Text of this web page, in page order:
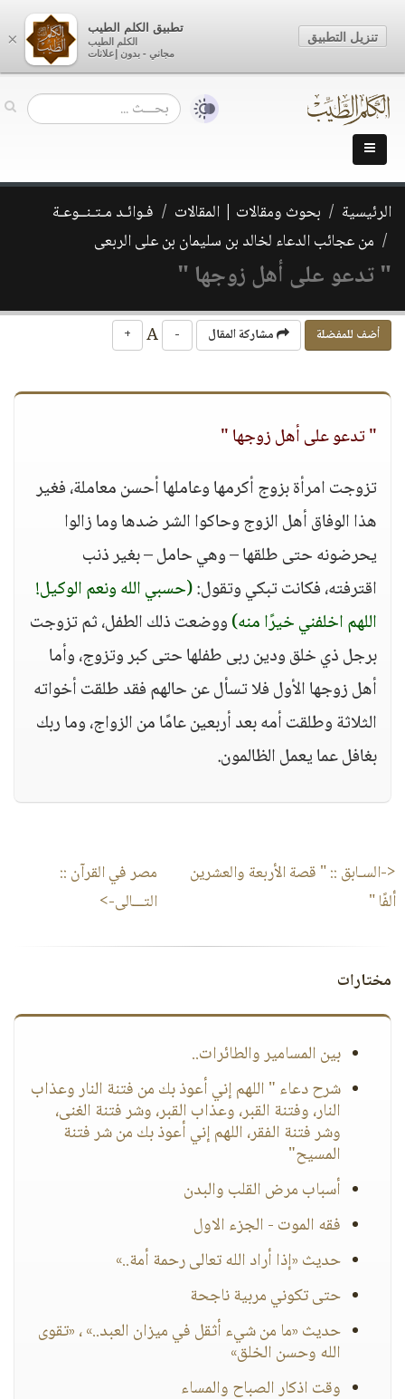
الرئيسية بحوث ومقالات | المقالات
فـوائـد مـتـنــوعـة
من عجائب الدعاء لخالد بن سليمان بن على الربعى
" تدعو على أهل زوجها "
أضف للمفضلة مشاركة المقال -
+
" تدعو على أهل زوجها "
تزوجت امرأة بزوج أكرمها وعاملها أحسن معاملة، فغير
هذا الوفاق أهل الزوج وحاكوا الشر ضدها وما زالوا
يحرضونه حتى طلقها – وهي حامل – بغير ذنب
اقترفته، فكانت تبكي وتقول:(حسبي الله ونعم الوكيل!
اللهم اخلفني خيرًا منه)ووضعت ذلك الطفل، ثم تزوجت
برجل ذي خلق ودين ربى طفلها حتى كبر وتزوج، وأما
أهل زوجها الأول فلا تسأل عن حالهم فقد طلقت أخواته
الثلاثة وطلقت أمه بعد أربعين عامًا من الزواج، وما ربك
بغافل عما يعمل الظالمون.
<-السـابق ::" قصة الأربعة والعشرين
ألفًا "
مصر في القرآن ::
التـــالى->
مختارات
بين المسامير والطائرات..
شرح دعاء " اللهم إني أعوذ بك من فتنة النار وعذاب
النار، وفتنة القبر، وعذاب القبر، وشر فتنة الغنى،
وشر فتنة الفقر، اللهم إني أعوذ بك من شر فتنة
المسيح"
أسباب مرض القلب والبدن
فقه الموت - الجزء الاول
حديث «إذا أراد الله تعالى رحمة أمة..»
حتى تكوني مربية ناجحة
حديث «ما من شيء أثقل في ميزان العبد..» ، «تقوى
الله وحسن الخلق»
وقت اذكار الصباح والمساء
×
تطبيق الكلم الطيب
الكلم الطيب
مجاني - بدون إعلانات
تنزيل التطبيق